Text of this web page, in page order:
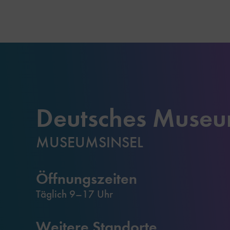
Deutsches
MUSEUMSINSEL
Öffnungszeiten
Täglich 9–17 Uhr